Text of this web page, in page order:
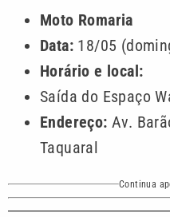
Moto Romaria
Data: 18/05
Horário e local:
Saída do Espaço
Endereço: Av.
Taquaral
Continua